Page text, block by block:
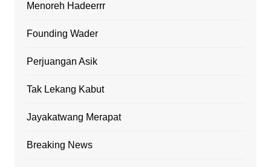
Menoreh Hadeerrr
Founding Wader
Perjuangan Asik
Tak Lekang Kabut
Jayakatwang Merapat
Breaking News